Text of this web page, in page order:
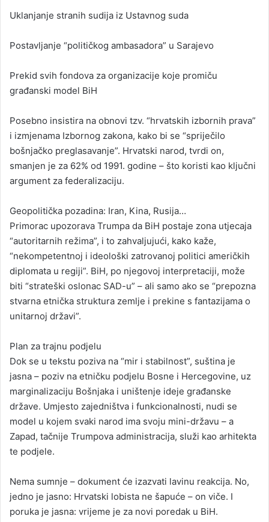
Uklanjanje stranih sudija iz Ustavnog suda
Postavljanje “političkog ambasadora” u Sarajevo
Prekid svih fondova za organizacije koje promiču
građanski model BiH
Posebno insistira na obnovi tzv. “hrvatskih izbornih prava”
i izmjenama Izbornog zakona, kako bi se “spriječilo
bošnjačko preglasavanje”. Hrvatski narod, tvrdi on,
smanjen je za 62% od 1991. godine – što koristi kao ključni
argument za federalizaciju.
Geopolitička pozadina: Iran, Kina, Rusija…
Primorac upozorava Trumpa da BiH postaje zona utjecaja
“autoritarnih režima”, i to zahvaljujući, kako kaže,
“nekompetentnoj i ideološki zatrovanoj politici američkih
diplomata u regiji”. BiH, po njegovoj interpretaciji, može
biti “strateški oslonac SAD-u” – ali samo ako se “prepozna
stvarna etnička struktura zemlje i prekine s fantazijama o
unitarnoj državi”.
Plan za trajnu podjelu
Dok se u tekstu poziva na “mir i stabilnost”, suština je
jasna – poziv na etničku podjelu Bosne i Hercegovine, uz
marginalizaciju Bošnjaka i uništenje ideje građanske
države. Umjesto zajedništva i funkcionalnosti, nudi se
model u kojem svaki narod ima svoju mini-državu – a
Zapad, tačnije Trumpova administracija, služi kao arhitekta
te podjele.
Nema sumnje – dokument će izazvati lavinu reakcija. No,
jedno je jasno: Hrvatski lobista ne šapuće – on viče. I
poruka je jasna: vrijeme je za novi poredak u BiH.